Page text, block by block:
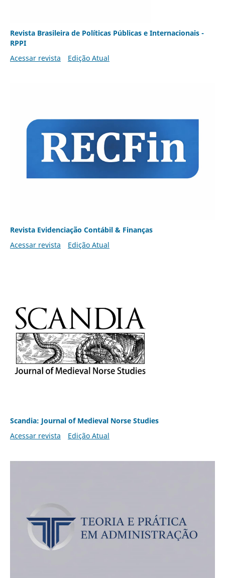
Revista Brasileira de Políticas Públicas e Internacionais -
RPPI
Acessar revista
Edição Atual
Revista Evidenciação Contábil & Finanças
Acessar revista
Edição Atual
Scandia: Journal of Medieval Norse Studies
Acessar revista
Edição Atual